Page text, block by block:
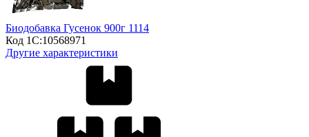
Биодобавка Гусенок 900г 1114
Код 1С:10568971
Другие характеристики